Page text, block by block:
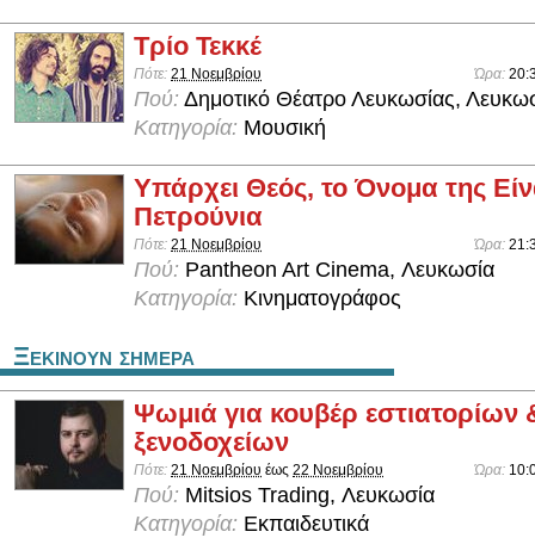
Τρίο Τεκκέ
Πότε: 21 Νοεμβρίου Ώρα:
Πού: Δημοτικό Θέατρο Λευκωσίας,
Κατηγορία: Μουσική
Υπάρχει Θεός, το Όνομα της
Πετρούνια
Πότε: 21 Νοεμβρίου Ώρα:
Πού: Pantheon Art Cinema, Λευκωσία
Κατηγορία: Κινηματογράφος
Ξεκινουν σημερα
Ψωμιά για κουβέρ εστιατορίων
ξενοδοχείων
Πότε: 21 Νοεμβρίου έως 22 Νοεμβρίου Ώρα:
Πού: Mitsios Trading, Λευκωσία
Κατηγορία: Εκπαιδευτικά